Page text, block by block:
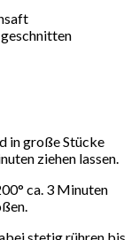
in große Stücke
ziehen lassen.
ca. 3 Minuten